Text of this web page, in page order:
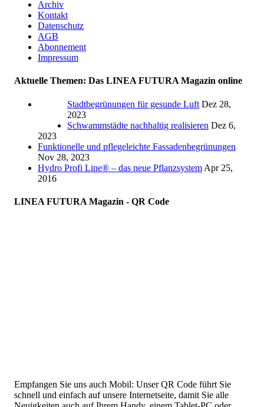
Archiv
Kontakt
Datenschutz
AGB
Abonnement
Impressum
Aktuelle Themen: Das LINEA FUTURA Magazin online
Stadtbegrünungen für gesunde Luft Dez 28,
2023
Schwammstädte nachhaltig realisieren Dez 6,
2023
Funktionelle und pflegeleichte Fassadenbegrünungen
Nov 28, 2023
Hydro Profi Line® – das neue Pflanzsystem Apr 25,
2016
LINEA FUTURA Magazin - QR Code
Empfangen Sie uns auch Mobil: Unser QR Code führt Sie
schnell und einfach auf unsere Internetseite, damit Sie alle